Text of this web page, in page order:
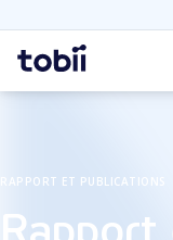
Accueil
Rechercher
RAPPORT ET PUBLICATIONS